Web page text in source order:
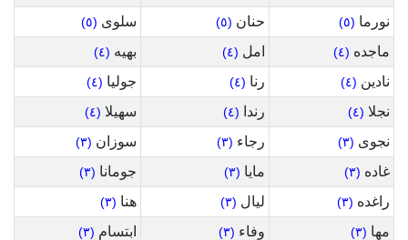
نورما (٥) حنان (٥) سلوى (٥)
ماجده (٤) امل (٤) بهيه (٤)
نادين (٤) رنا (٤) جوليا (٤)
نجلا (٤) رندا (٤) سهيلا (٤)
نجوى (٣) رجاء (٣) سوزان (٣)
غاده (٣) مايا (٣) جومانا (٣)
راغده (٣) ليال (٣) هنا (٣)
مها (٣) وفاء (٣) ابتسام (٣)